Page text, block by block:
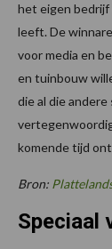
het eigen
leeft. De
voor media en
en tuinbouw
die al die
komende tijd
Bron:
Speciaal